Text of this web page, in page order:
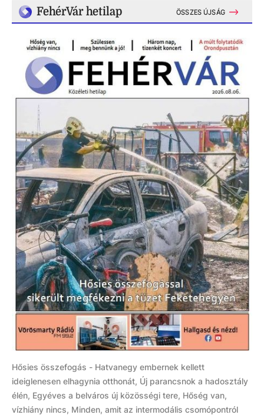
FehérVár hetilap ÖSSZES ÚJSÁG
Hősies összefogás - Hatvanegy embernek kellett
ideiglenesen elhagynia otthonát, Új parancsnok a hadosztály
élén, Egyéves a belváros új közösségi tere, Hőség van,
vízhiány nincs, Minden, amit az intermodális csomópontról